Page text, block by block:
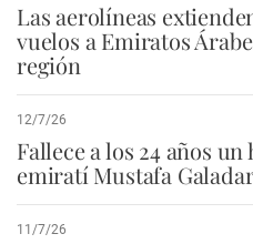
Las aerolíneas
vuelos a Emiratos
región
12/7/26
Fallece a los 24 años
emiratí Mustafa
11/7/26